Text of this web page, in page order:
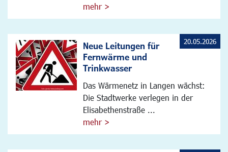
mehr >
Neue Leitungen für
Fernwärme und
Trinkwasser
Das Wärmenetz in Langen wächst:
Die Stadtwerke verlegen in der
Elisabethenstraße ...
mehr >
20.05.2026